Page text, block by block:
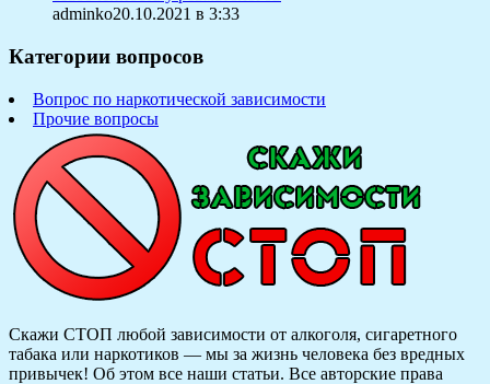
adminko20.10.2021 в 3:33
Категории вопросов
Вопрос по наркотической зависимости
Прочие вопросы
Скажи СТОП любой зависимости от алкоголя, сигаретного
табака или наркотиков — мы за жизнь человека без вредных
привычек! Об этом все наши статьи. Все авторские права